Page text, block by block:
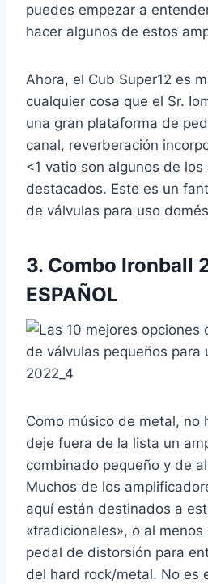
puedes empezar a
hacer algunos de estos
Ahora, el Cub Super12 es
cualquier cosa que el Sr.
una gran plataforma de
canal, reverberación
<1 vatio son algunos de
destacados. Este es un
de válvulas para uso
3. Combo Ironball
ESPAÑOL
Como músico de metal, no
deje fuera de la lista un
combinado pequeño y de
Muchos de los
aquí están destinados a
«tradicionales», o al
pedal de distorsión para
del hard rock/metal. No es